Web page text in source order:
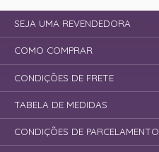
SEJA UMA REVENDEDORA
COMO COMPRAR
CONDIÇÕES DE FRETE
TABELA DE MEDIDAS
CONDIÇÕES DE PARCELAMENTO